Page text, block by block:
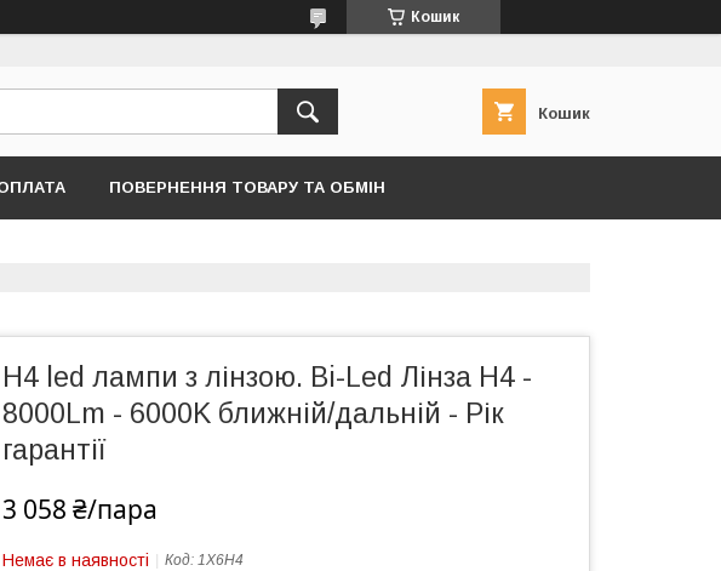
Кошик
Кошик
ПОВЕРНЕННЯ ТОВАРУ ТА ОБМІН
H4 led лампи з лінзою. Bi-Led Лінза H4 -
8000Lm - 6000K ближній/дальній - Рік
гарантії
3 058 ₴/пара
Немає в наявності Код: 1X6H4